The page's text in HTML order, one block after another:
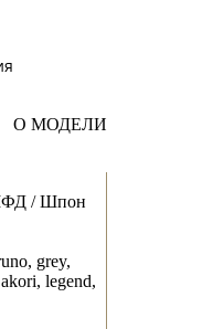
О МОДЕЛИ
/ Шпон
grey,
legend,